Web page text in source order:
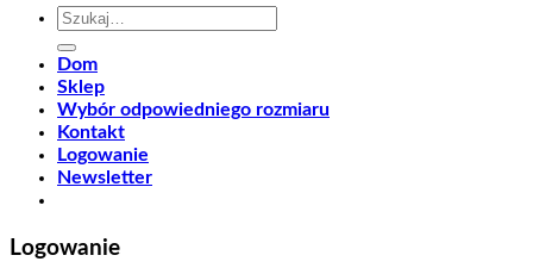
Szukaj:
Dom
Sklep
Wybór odpowiedniego rozmiaru
Kontakt
Logowanie
Newsletter
Logowanie